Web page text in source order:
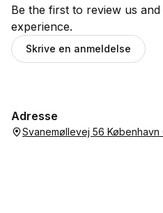
Danmark. Her kan man få viden
meditation, og deltage i det
Centrene arrangerer foredrag
afholder weekendkurser. Se
Centrene tilbyder desuden
seminarieklasser, foreninger og
Be the first to review us
experience.
Skrive en anmeldelse
Adresse
Svanemøllevej 56 København